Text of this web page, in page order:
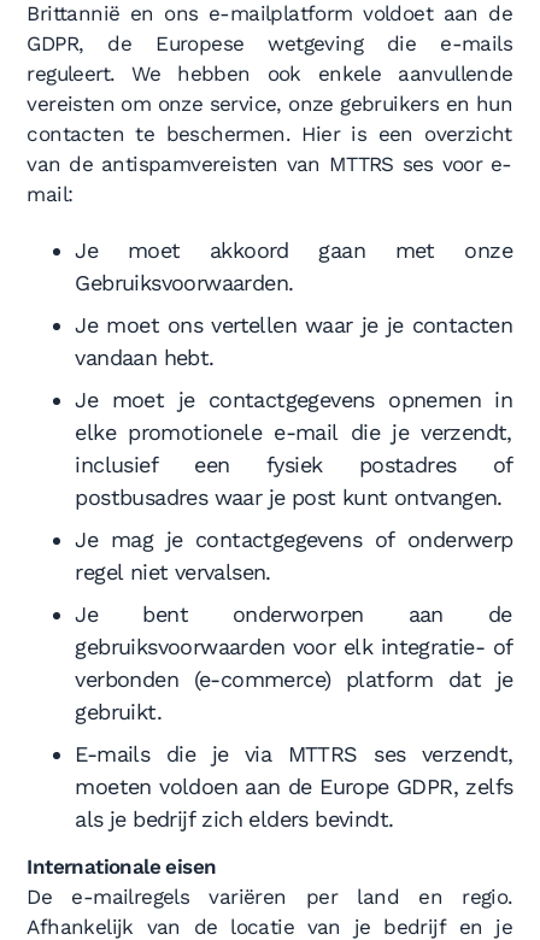
Brittannië en ons e-mailplatform voldoet aan de
GDPR, de Europese wetgeving die e-mails
reguleert. We hebben ook enkele aanvullende
vereisten om onze service, onze gebruikers en hun
contacten te beschermen. Hier is een overzicht
van de antispamvereisten van MTTRS ses voor e-
mail:
Je moet akkoord gaan met onze
Gebruiksvoorwaarden.
Je moet ons vertellen waar je je contacten
vandaan hebt.
Je moet je contactgegevens opnemen in
elke promotionele e-mail die je verzendt,
inclusief een fysiek postadres of
postbusadres waar je post kunt ontvangen.
Je mag je contactgegevens of onderwerp
regel niet vervalsen.
Je bent onderworpen aan de
gebruiksvoorwaarden voor elk integratie- of
verbonden (e-commerce) platform dat je
gebruikt.
E-mails die je via MTTRS ses verzendt,
moeten voldoen aan de Europe GDPR, zelfs
als je bedrijf zich elders bevindt.
Internationale eisen
De e-mailregels variëren per land en regio.
Afhankelijk van de locatie van je bedrijf en je